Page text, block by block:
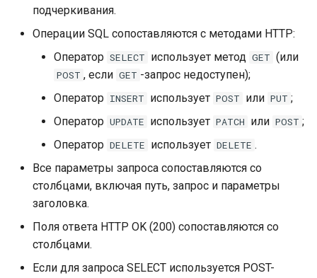
подчеркивания.
Операции SQL сопоставляются с методами HTTP:
Оператор SELECT использует метод GET (или
POST , если GET -запрос недоступен);
Оператор INSERT использует POST или PUT ;
Оператор UPDATE использует PATCH или POST ;
Оператор DELETE использует DELETE .
Все параметры запроса сопоставляются со
столбцами, включая путь, запрос и параметры
заголовка.
Поля ответа HTTP OK (200) сопоставляются со
столбцами.
Если для запроса SELECT используется POST-